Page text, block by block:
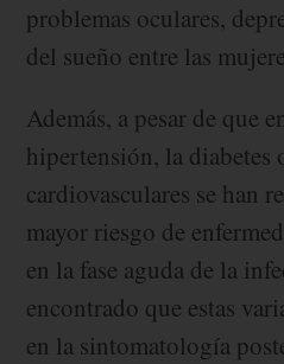
problemas oculares,
del sueño entre las
Además, a pesar de que
hipertensión, la diabetes
cardiovasculares se han
mayor riesgo de
en la fase aguda de la
encontrado que estas
en la sintomatología